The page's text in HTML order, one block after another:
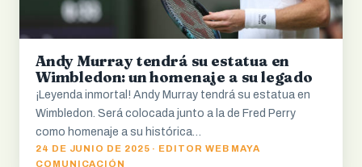
Andy Murray tendrá su estatua en
Wimbledon: un homenaje a su legado
¡Leyenda inmortal! Andy Murray tendrá su estatua en
Wimbledon. Será colocada junto a la de Fred Perry
como homenaje a su histórica…
24 DE JUNIO DE 2025 · EDITOR WEB MAYA
COMUNICACIÓN